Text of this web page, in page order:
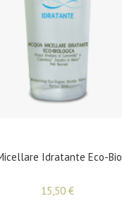
Idratante Eco-
15,50 €